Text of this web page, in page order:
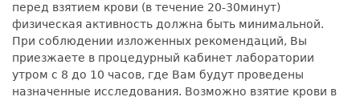
перед взятием крови (в течение 20-30минут)
физическая активность должна быть минимальной.
При соблюдении изложенных рекомендаций, Вы
приезжаете в процедурный кабинет лаборатории
утром с 8 до 10 часов, где Вам будут проведены
назначенные исследования. Возможно взятие крови в